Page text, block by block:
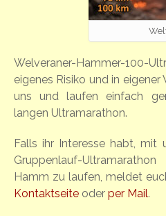
Welveraner-Hammer-
eigenes Risiko und in
uns und laufen einfach
langen Ultramarathon.
Falls ihr Interesse habt, mit
Gruppenlauf-
Hamm zu laufen, meldet
Kontaktseite oder per Mail.